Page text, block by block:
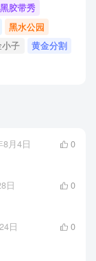
黑胶带秀
黑水公园
子
黄金分割
8月4日
0
日
0
日
0